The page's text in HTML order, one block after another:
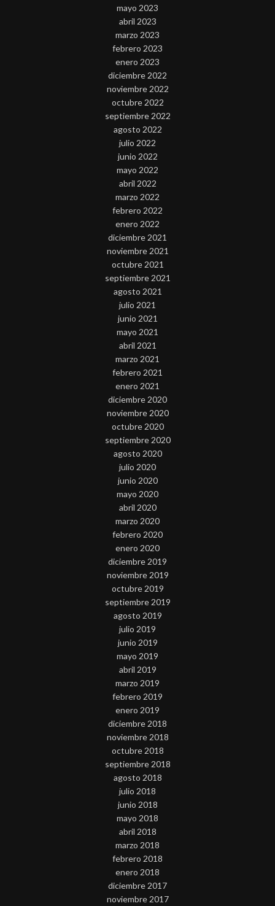
mayo 2023
abril 2023
marzo 2023
febrero 2023
enero 2023
diciembre 2022
noviembre 2022
octubre 2022
septiembre 2022
agosto 2022
julio 2022
junio 2022
mayo 2022
abril 2022
marzo 2022
febrero 2022
enero 2022
diciembre 2021
noviembre 2021
octubre 2021
septiembre 2021
agosto 2021
julio 2021
junio 2021
mayo 2021
abril 2021
marzo 2021
febrero 2021
enero 2021
diciembre 2020
noviembre 2020
octubre 2020
septiembre 2020
agosto 2020
julio 2020
junio 2020
mayo 2020
abril 2020
marzo 2020
febrero 2020
enero 2020
diciembre 2019
noviembre 2019
octubre 2019
septiembre 2019
agosto 2019
julio 2019
junio 2019
mayo 2019
abril 2019
marzo 2019
febrero 2019
enero 2019
diciembre 2018
noviembre 2018
octubre 2018
septiembre 2018
agosto 2018
julio 2018
junio 2018
mayo 2018
abril 2018
marzo 2018
febrero 2018
enero 2018
diciembre 2017
noviembre 2017